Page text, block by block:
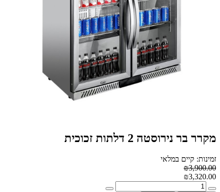
מקרר בר נירוסטה 2 דלתות זכוכית
זמינות: קיים במלאי
₪3,900.00
₪3,320.00